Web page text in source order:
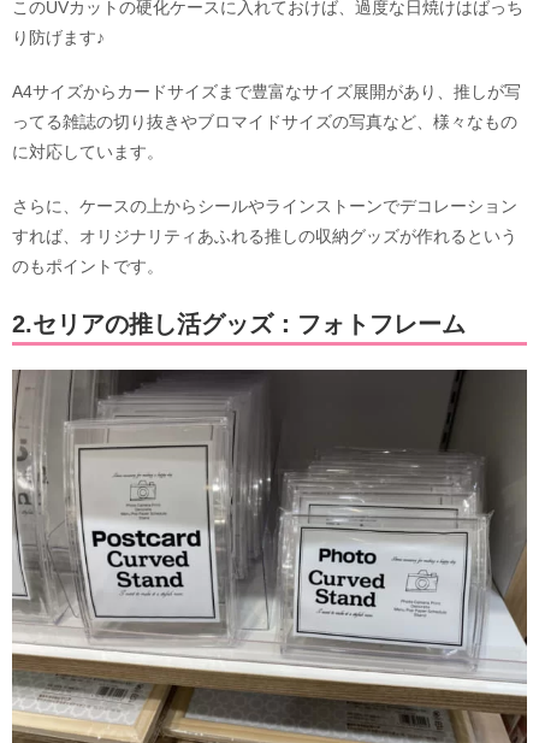
このUVカットの硬化ケースに入れておけば、過度な日焼けはばっち
り防げます♪
A4サイズからカードサイズまで豊富なサイズ展開があり、推しが写
ってる雑誌の切り抜きやブロマイドサイズの写真など、様々なもの
に対応しています。
さらに、ケースの上からシールやラインストーンでデコレーション
すれば、オリジナリティあふれる推しの収納グッズが作れるという
のもポイントです。
2.セリアの推し活グッズ：フォトフレーム